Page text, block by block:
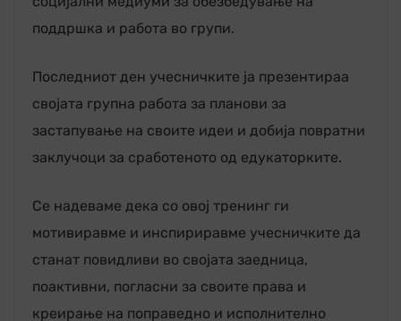
поддршка и работа во групи.
Последниот ден учесничките ја презентираа
својата групна работа за планови за
застапување на своите идеи и добија повратни
заклучоци за сработеното од едукаторките.
Се надеваме дека со овој тренинг ги
мотивиравме и инспириравме учесничките да
станат повидливи во својата заедница,
поактивни, погласни за своите права и
креирање на поправедно и исполнително